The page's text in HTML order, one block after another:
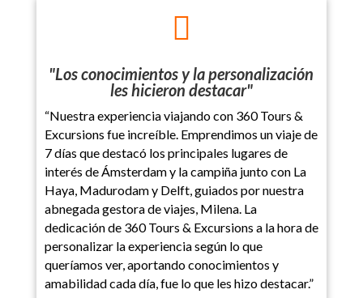

"Los conocimientos y la personalización
les hicieron destacar"
“Nuestra experiencia viajando con 360 Tours &
Excursions fue increíble. Emprendimos un viaje de
7 días que destacó los principales lugares de
interés de Ámsterdam y la campiña junto con La
Haya, Madurodam y Delft, guiados por nuestra
abnegada gestora de viajes, Milena. La
dedicación de 360 Tours & Excursions a la hora de
personalizar la experiencia según lo que
queríamos ver, aportando conocimientos y
amabilidad cada día, fue lo que les hizo destacar.”